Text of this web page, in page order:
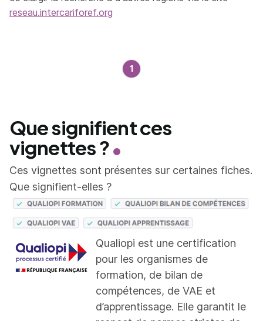
reseau.intercariforef.org
1
Que signifient ces
vignettes ?
Ces vignettes sont présentes sur certaines fiches.
Que signifient-elles ?
Qualiopi est une certification
pour les organismes de
formation, de bilan de
compétences, de VAE et
d’apprentissage. Elle garantit le